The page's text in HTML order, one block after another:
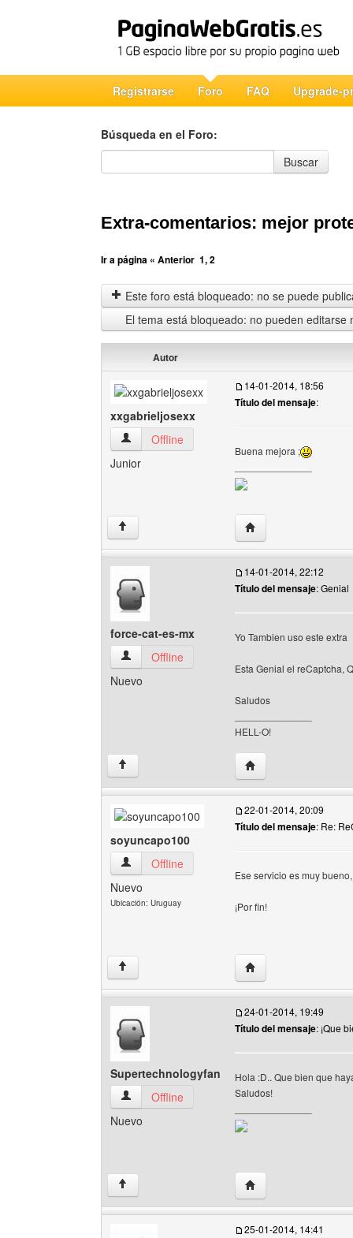
Registrarse Foro FAQ Upgrade-
Búsqueda en el Foro:
Búsqueda en el Foro
Buscar
Extra-comentarios: mejor
Ir a página « Anterior 1,2
Este foro está bloqueado: no se puede
El tema está bloqueado: no pueden editarse
Autor
xxgabrieljosexx
xxgabrieljosexx Ver perfil del usuario
Offline
Junior
14-01-2014, 18:56
Título del mensaje:
Buena mejora ;
↑ Visitar sitio web del
force-cat-es-mx
force-cat-es-mx Ver perfil del usuario
Offline
Nuevo
14-01-2014, 22:12
Título del mensaje: Genial
Yo Tambien uso este extra
Esta Genial el reCaptcha,
Saludos
HELL-O!
↑ Visitar sitio web del
soyuncapo100
soyuncapo100 Ver perfil del usuario
Offline
Nuevo
Ubicación: Uruguay
22-01-2014, 20:09
Título del mensaje: Re:
Ese servicio es muy
¡Por fin!
↑ Visitar sitio web del
Supertechnologyfan
Supertechnologyfan Ver perfil del usuario
Offline
Nuevo
24-01-2014, 19:49
Título del mensaje: ¡Que
Hola :D.. Que bien que
Saludos!
↑ Visitar sitio web del
25-01-2014, 14:41